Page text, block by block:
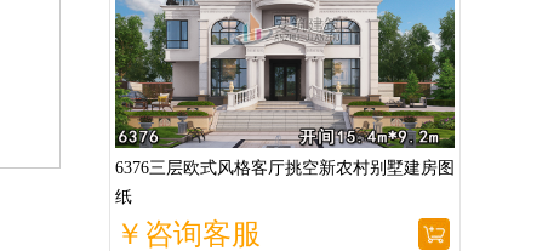
6376三层欧式风格客厅挑空新农村别墅建房图
纸
￥咨询客服